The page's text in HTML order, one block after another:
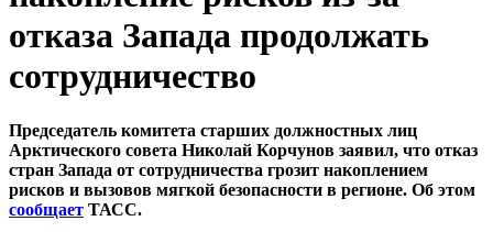
отказа Запада продолжать
сотрудничество
Председатель комитета старших должностных лиц
Арктического совета Николай Корчунов заявил, что отказ
стран Запада от сотрудничества грозит накоплением
рисков и вызовов мягкой безопасности в регионе. Об этом
сообщает ТАСС.